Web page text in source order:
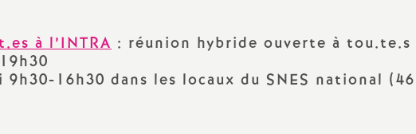
à l’INTRA : réunion hybride ouverte à tou.te.s
9h30-16h30 dans les locaux du SNES national (46